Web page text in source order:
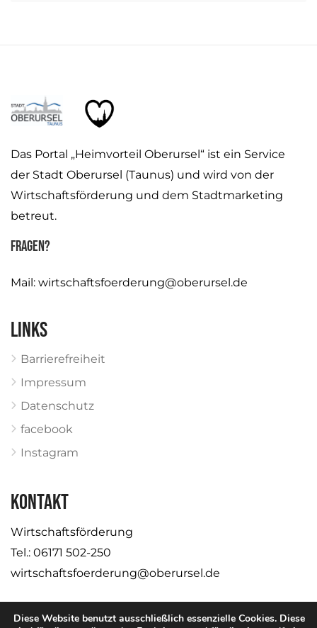
Das Portal „Heimvorteil Oberursel“ ist ein Service
der Stadt Oberursel (Taunus) und wird von der
Wirtschaftsförderung und dem Stadtmarketing
betreut.
Fragen?
Mail: wirtschaftsfoerderung@oberursel.de
Links
Barrierefreiheit
Impressum
Datenschutz
facebook
Instagram
KONTAKT
Wirtschaftsförderung
Tel.: 06171 502-250
wirtschaftsfoerderung@oberursel.de
Diese Website benutzt ausschließlich essenzielle Cookies. Diese